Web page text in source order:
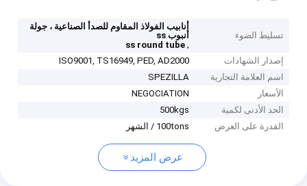
تسليط الضوء
أنابيب الفولاذ المقاوم للصدأ الصناعية ، جولة
أنبوب ss
,
ss round tube
إصدار الشهادات
ISO9001, TS16949, PED, AD2000
اسم العلامة التجارية
SPEZILLA
الأسعار
NEGOCIATION
الحد الأدنى لكمية
500kgs
القدرة على العرض
100tons / الشهر
عرض المزيد